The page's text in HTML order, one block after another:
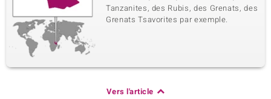
Tanzanites, des Rubis, des Grenats, des
Grenats Tsavorites par exemple.
Vers l'article